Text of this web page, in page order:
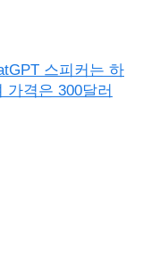
스피커는 하
가격은 300달러